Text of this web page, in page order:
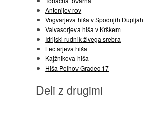
Antonijev rov
Vogvarjeva hiša v Spodnjih Dupljah
Valvasorjeva hiša v Krškem
Idrijski rudnik živega srebra
Lectarjeva hiša
Kajžnikova hiša
Hiša Polhov Gradec 17
Deli z drugimi